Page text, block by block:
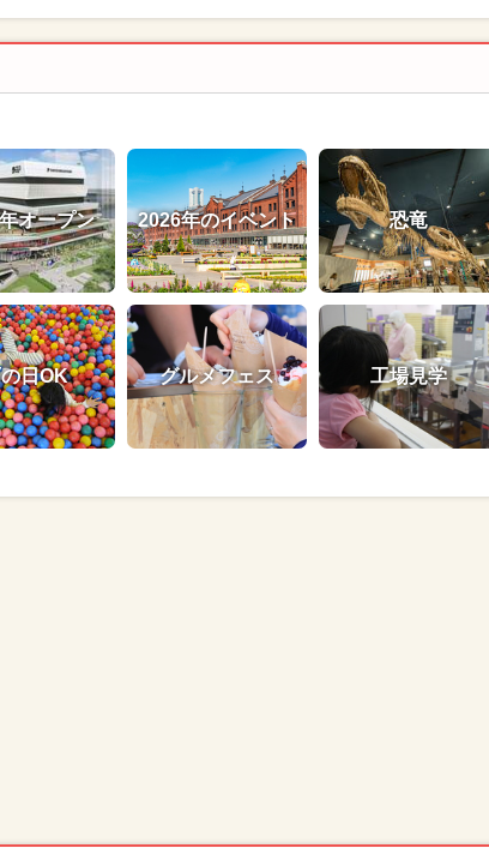
オープン 2026年のイベント 恐竜
日OK グルメフェス 工場見学